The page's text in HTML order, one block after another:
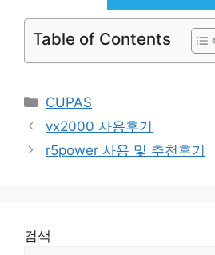
Table of Contents
Categories
CUPAS
vx2000 사용후기
r5power 사용 및 추천후기
검색